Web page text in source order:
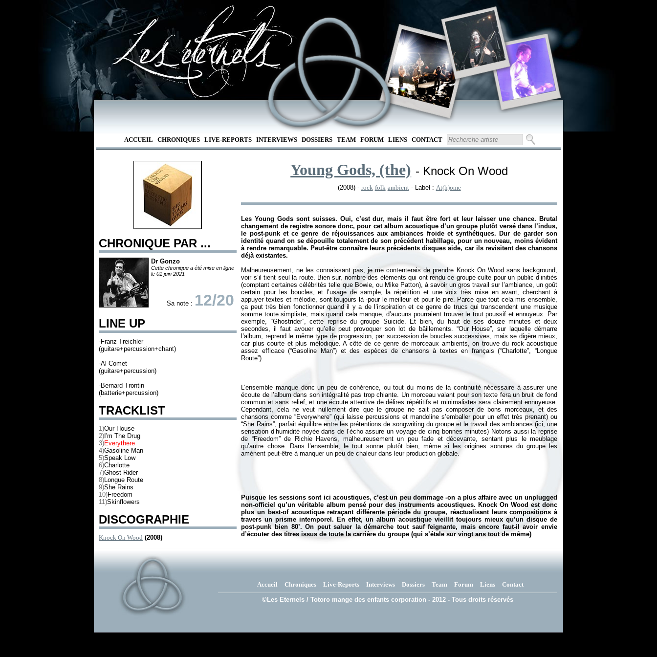
ACCUEIL CHRONIQUES LIVE-REPORTS INTERVIEWS DOSSIERS TEAM FORUM LIENS CONTACT
CHRONIQUE PAR ...
Dr Gonzo
Cette chronique a été mise en ligne
le 01 juin 2021
Sa note : 12/20
LINE UP
-Franz Treichler
(guitare+percussion+chant)
-Al Comet
(guitare+percussion)
-Bernard Trontin
(batterie+percussion)
TRACKLIST
1)Our House
2) I'm The Drug
3)Everythere
4)Gasoline Man
5)Speak Low
6)Charlotte
7)Ghost Rider
8)Longue Route
9)She Rains
10)Freedom
11)Skinflowers
DISCOGRAPHIE
Knock On Wood (2008)
Young Gods, (the) - Knock On Wood
(2008) - rock folk ambient - Label : At(h)ome
Les Young Gods sont suisses. Oui, c’est dur, mais il faut être fort et leur laisser une chance. Brutal
changement de registre sonore donc, pour cet album acoustique d’un groupe plutôt versé dans l’indus,
le post-punk et ce genre de réjouissances aux ambiances froide et synthétiques. Dur de garder son
identité quand on se dépouille totalement de son précédent habillage, pour un nouveau, moins évident
à rendre remarquable. Peut-être connaître leurs précédents disques aide, car ils revisitent des chansons
déjà existantes.
Malheureusement, ne les connaissant pas, je me contenterais de prendre Knock On Wood sans background,
voir s’il tient seul la route. Bien sur, nombre des éléments qui ont rendu ce groupe culte pour un public d’initiés
(comptant certaines célébrités telle que Bowie, ou Mike Patton), à savoir un gros travail sur l’ambiance, un goût
certain pour les boucles, et l’usage de sample, la répétition et une voix très mise en avant, cherchant à
appuyer textes et mélodie, sont toujours là -pour le meilleur et pour le pire. Parce que tout cela mis ensemble,
ça peut très bien fonctionner quand il y a de l’inspiration et ce genre de trucs qui transcendent une musique
somme toute simpliste, mais quand cela manque, d’aucuns pourraient trouver le tout poussif et ennuyeux. Par
exemple, “Ghostrider”, cette reprise du groupe Suicide. Et bien, du haut de ses douze minutes et deux
secondes, il faut avouer qu’elle peut provoquer son lot de bâillements. “Our House”, sur laquelle démarre
l’album, reprend le même type de progression, par succession de boucles successives, mais se digère mieux,
car plus courte et plus mélodique. A côté de ce genre de morceaux ambients, on trouve du rock acoustique
assez efficace (“Gasoline Man”) et des espèces de chansons à textes en français (“Charlotte”, “Longue
L’ensemble manque donc un peu de cohérence, ou tout du moins de la continuité nécessaire à assurer une
écoute de l’album dans son intégralité pas trop chiante. Un morceau valant pour son texte fera un bruit de fond
commun et sans relief, et une écoute attentive de délires répétitifs et minimalistes sera clairement ennuyeuse.
Cependant, cela ne veut nullement dire que le groupe ne sait pas composer de bons morceaux, et des
chansons comme “Everywhere” (qui laisse percussions et mandoline s’emballer pour un effet très prenant) ou
“She Rains”, parfait équilibre entre les prétentions de songwriting du groupe et le travail des ambiances (ici, une
sensation d’humidité noyée dans de l’écho assure un voyage de cinq bonnes minutes) Notons aussi la reprise
de “Freedom” de Richie Havens, malheureusement un peu fade et décevante, sentant plus le meublage
qu’autre chose. Dans l’ensemble, le tout sonne plutôt bien, même si les origines sonores du groupe les
Puisque les sessions sont ici acoustiques, c’est un peu dommage -on a plus affaire avec un unplugged
non-officiel qu’un véritable album pensé pour des instruments acoustiques. Knock On Wood est donc
plus un best-of acoustique retraçant différente période du groupe, réactualisant leurs compositions à
travers un prisme intemporel. En effet, un album acoustique vieillit toujours mieux qu’un disque de
post-punk bien 80’. On peut saluer la démarche tout sauf feignante, mais encore faut-il avoir envie
d’écouter des titres issus de toute la carrière du groupe (qui s’étale sur vingt ans tout de même)
Accueil Chroniques Live-Reports Interviews Dossiers Team Forum Liens Contact
©Les Eternels / Totoro mange des enfants corporation - 2012 - Tous droits réservés